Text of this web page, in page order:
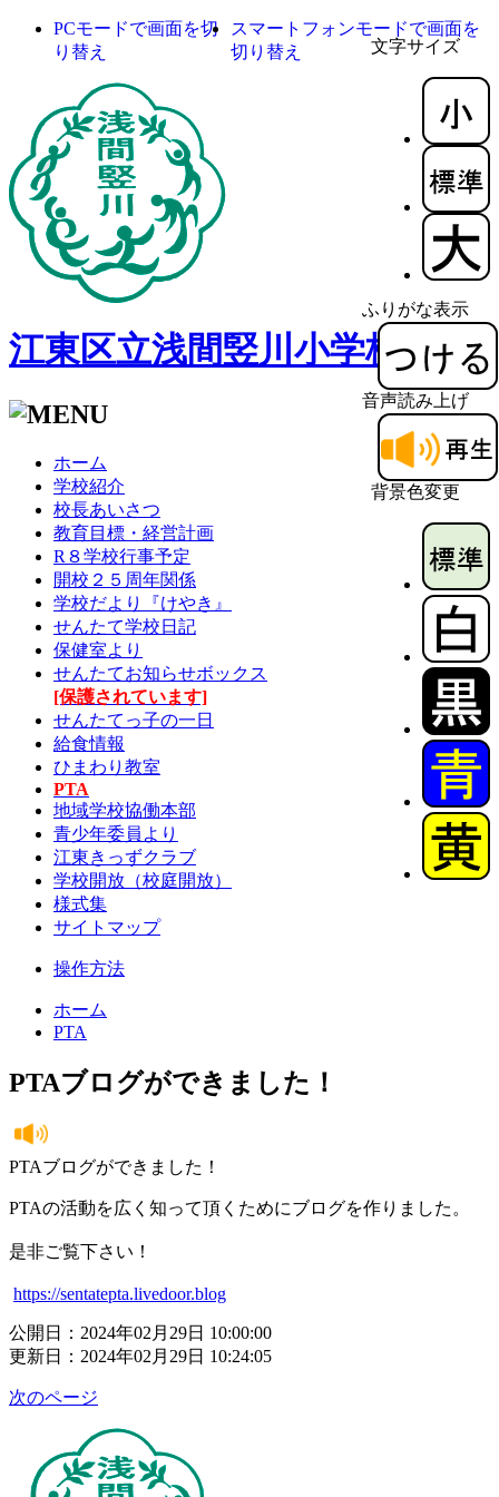
文字サイズ
ふりがな表示
音声読み上げ
背景色変更
PCモードで画面を切
り替え
スマートフォンモードで画面を
切り替え
江東区立浅間竪川小学校
ホーム
学校紹介
校長あいさつ
教育目標・経営計画
R８学校行事予定
開校２５周年関係
学校だより『けやき』
せんたて学校日記
保健室より
せんたてお知らせボックス
[保護されています]
せんたてっ子の一日
給食情報
ひまわり教室
PTA
地域学校協働本部
青少年委員より
江東きっずクラブ
学校開放（校庭開放）
様式集
サイトマップ
操作方法
ホーム
PTA
PTAブログができました！
PTAブログができました！
PTAの活動を広く知って頂くためにブログを作りました。
是非ご覧下さい！
https://sentatepta.livedoor.blog
公開日：2024年02月29日 10:00:00
更新日：2024年02月29日 10:24:05
次のページ